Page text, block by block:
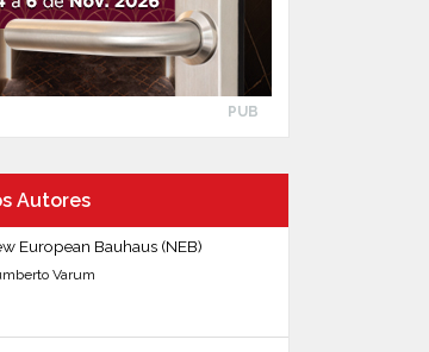
PUB
Autores
European Bauhaus (NEB)
Varum